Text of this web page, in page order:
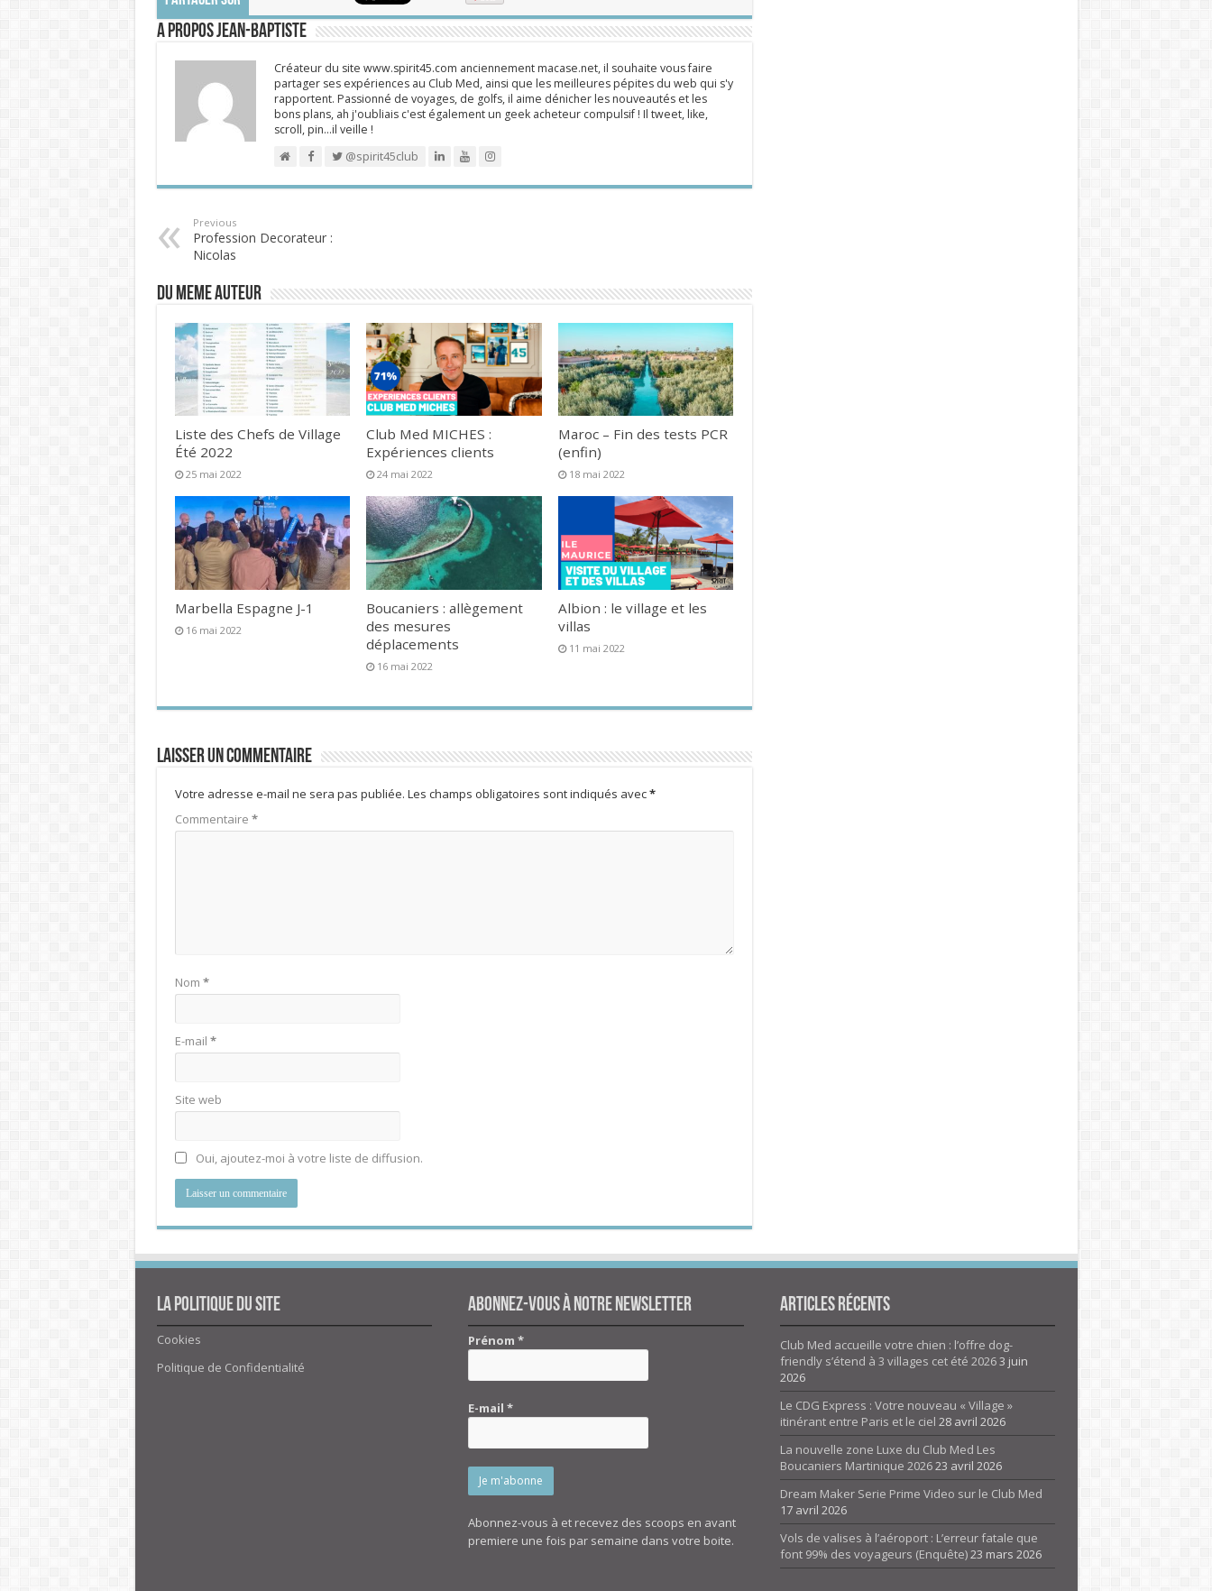
A propos Jean-Baptiste
Créateur du site www.spirit45.com anciennement macase.net, il souhaite vous faire
partager ses expériences au Club Med, ainsi que les meilleures pépites du web qui s'y
rapportent. Passionné de voyages, de golfs, il aime dénicher les nouveautés et les
bons plans, ah j'oubliais c'est également un geek acheteur compulsif ! Il tweet, like,
scroll, pin…il veille !
@spirit45club
Previous
Profession Decorateur :
Nicolas
DU MEME AUTEUR
Liste des Chefs de Village
Été 2022
25 mai 2022
Club Med MICHES :
Expériences clients
24 mai 2022
Maroc – Fin des tests PCR
(enfin)
18 mai 2022
Marbella Espagne J-1
16 mai 2022
Boucaniers : allègement
des mesures
déplacements
16 mai 2022
Albion : le village et les
villas
11 mai 2022
Laisser un commentaire
Votre adresse e-mail ne sera pas publiée. Les champs obligatoires sont indiqués avec*
Commentaire *
Nom *
E-mail *
Site web
Oui, ajoutez-moi à votre liste de diffusion.
La politique du site
Cookies
Politique de Confidentialité
Abonnez-vous à notre newsletter
Prénom*
E-mail*
Abonnez-vous à et recevez des scoops en avant
premiere une fois par semaine dans votre boite.
Articles Récents
Club Med accueille votre chien : l’offre dog-
friendly s’étend à 3 villages cet été 20263 juin
2026
Le CDG Express : Votre nouveau « Village »
itinérant entre Paris et le ciel 28 avril 2026
La nouvelle zone Luxe du Club Med Les
Boucaniers Martinique 202623 avril 2026
Dream Maker Serie Prime Video sur le Club Med
17 avril 2026
Vols de valises à l’aéroport : L’erreur fatale que
font 99% des voyageurs (Enquête)23 mars 2026